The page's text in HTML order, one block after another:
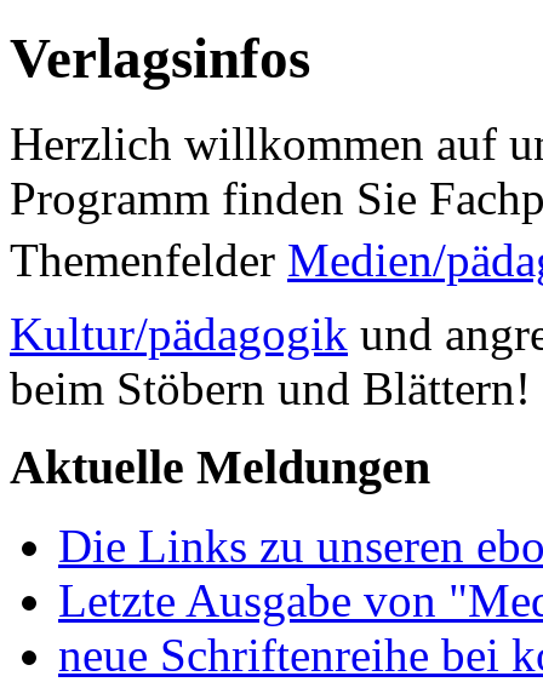
Verlagsinfos
Herzlich willkommen auf
Programm finden Sie
Themenfelder Medien/
Kultur/pädagogik und
beim Stöbern und Blättern!
Aktuelle Meldungen
Die Links zu unseren
Letzte Ausgabe von
neue Schriftenreihe bei